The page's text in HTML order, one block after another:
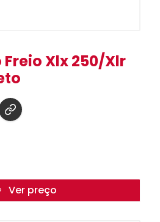
Xlx 250/Xlr
Ver preço